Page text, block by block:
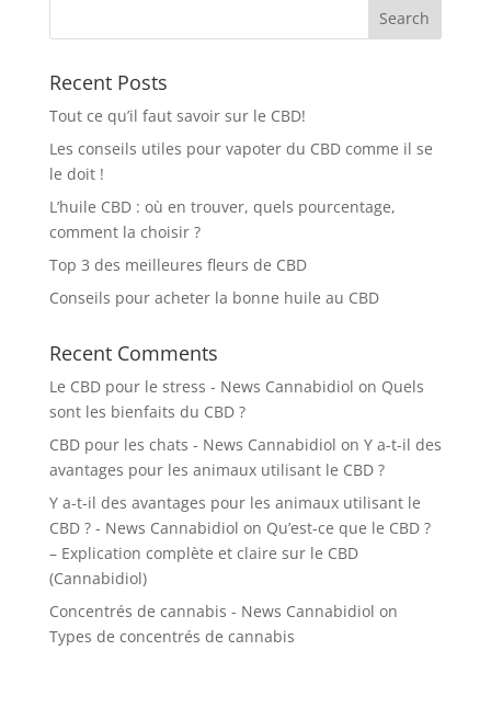
Recent Posts
Tout ce qu’il faut savoir sur le CBD!
Les conseils utiles pour vapoter du CBD comme il se
le doit !
L’huile CBD : où en trouver, quels pourcentage,
comment la choisir ?
Top 3 des meilleures fleurs de CBD
Conseils pour acheter la bonne huile au CBD
Recent Comments
Le CBD pour le stress - News Cannabidiol on Quels
sont les bienfaits du CBD ?
CBD pour les chats - News Cannabidiol on Y a-t-il des
avantages pour les animaux utilisant le CBD ?
Y a-t-il des avantages pour les animaux utilisant le
CBD ? - News Cannabidiol on Qu’est-ce que le CBD ?
– Explication complète et claire sur le CBD
(Cannabidiol)
Concentrés de cannabis - News Cannabidiol on
Types de concentrés de cannabis